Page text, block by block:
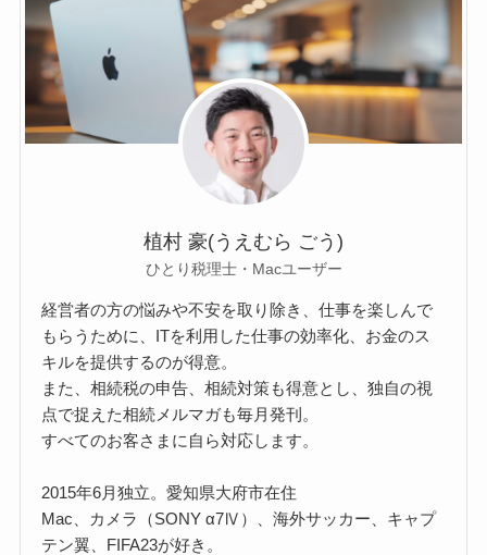
植村 豪(うえむら ごう)
ひとり税理士・Macユーザー
経営者の方の悩みや不安を取り除き、仕事を楽しんで
もらうために、ITを利用した仕事の効率化、お金のス
キルを提供するのが得意。
また、相続税の申告、相続対策も得意とし、独自の視
点で捉えた相続メルマガも毎月発刊。
すべてのお客さまに自ら対応します。
2015年6月独立。愛知県大府市在住
Mac、カメラ（SONY α7Ⅳ）、海外サッカー、キャプ
テン翼、FIFA23が好き。